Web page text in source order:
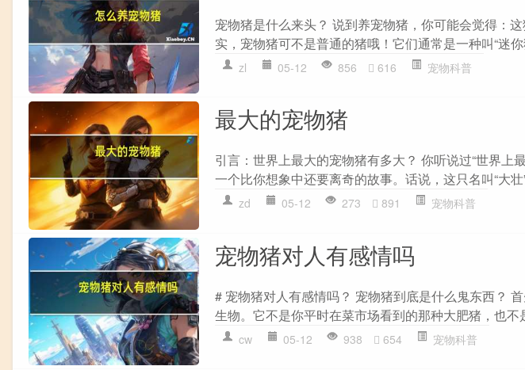
宠物猪是什么来头？ 说到养宠物猪，你可能会觉得：
实，宠物猪可不是普通的猪哦！它们通常是一种叫“迷你
zl 05-12 856 616 宠物科普
最大的宠物猪
引言：世界上最大的宠物猪有多大？ 你听说过“世界上
一个比你想象中还要离奇的故事。话说，这只名叫“大壮
zd 05-12 273 891 宠物科普
宠物猪对人有感情吗
# 宠物猪对人有感情吗？ 宠物猪到底是什么鬼东西？
生物。它不是你平时在菜市场看到的那种大肥猪，也不
cw 05-12 938 654 宠物科普